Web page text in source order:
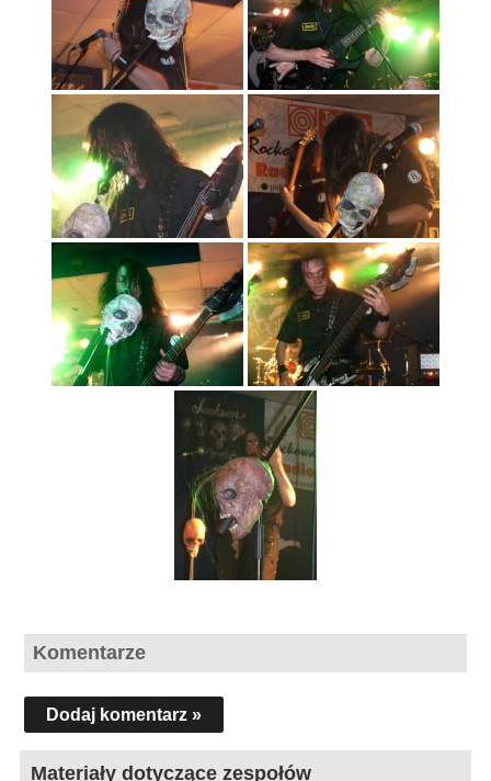
Komentarze
Dodaj komentarz »
Materiały dotyczące zespołów